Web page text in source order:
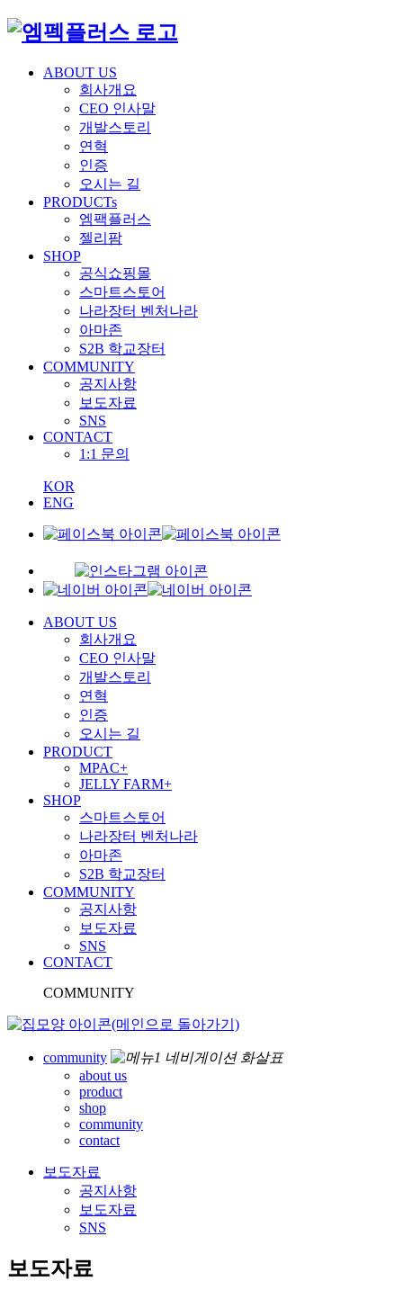
ABOUT US
회사개요
CEO 인사말
개발스토리
연혁
인증
오시는 길
PRODUCTs
엠팩플러스
젤리팜
SHOP
공식쇼핑몰
스마트스토어
나라장터 벤처나라
아마존
S2B 학교장터
COMMUNITY
공지사항
보도자료
SNS
CONTACT
1:1 문의
KOR
ENG
ABOUT US
회사개요
CEO 인사말
개발스토리
연혁
인증
오시는 길
PRODUCT
MPAC+
JELLY FARM+
SHOP
스마트스토어
나라장터 벤처나라
아마존
S2B 학교장터
COMMUNITY
공지사항
보도자료
SNS
CONTACT
COMMUNITY
community
about us
product
shop
community
contact
보도자료
공지사항
보도자료
SNS
보도자료